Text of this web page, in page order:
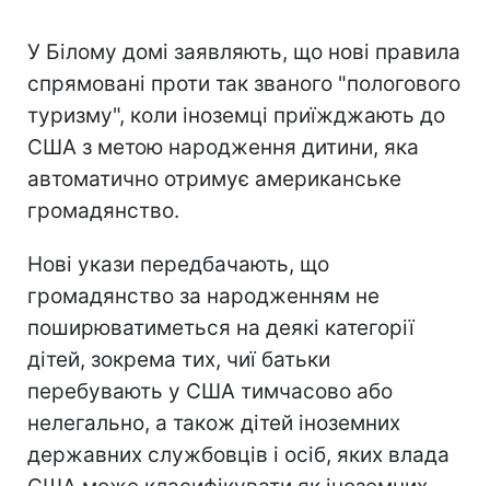
У Білому домі заявляють, що нові правила
спрямовані проти так званого "пологового
туризму", коли іноземці приїжджають до
США з метою народження дитини, яка
автоматично отримує американське
громадянство.
Нові укази передбачають, що
громадянство за народженням не
поширюватиметься на деякі категорії
дітей, зокрема тих, чиї батьки
перебувають у США тимчасово або
нелегально, а також дітей іноземних
державних службовців і осіб, яких влада